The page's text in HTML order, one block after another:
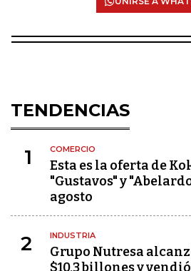
TENDENCIAS
1 COMERCIO
Esta es la oferta de
"Gustavos" y
agosto
2 INDUSTRIA
Grupo Nutresa
$10,3 billones y